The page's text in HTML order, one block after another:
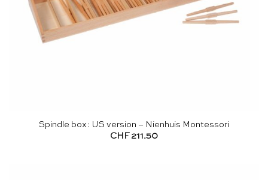
Spindle box: US version – Nienhuis Montessori
CHF 211.50